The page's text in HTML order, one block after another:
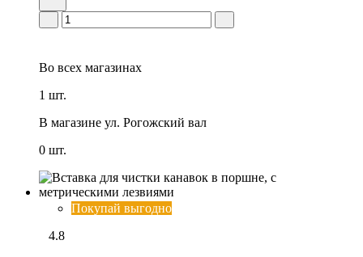
Во всех магазинах
1 шт.
В магазине ул. Рогожский вал
0 шт.
Покупай выгодно
4.8